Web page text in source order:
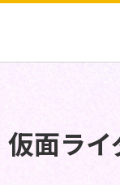
面ライ